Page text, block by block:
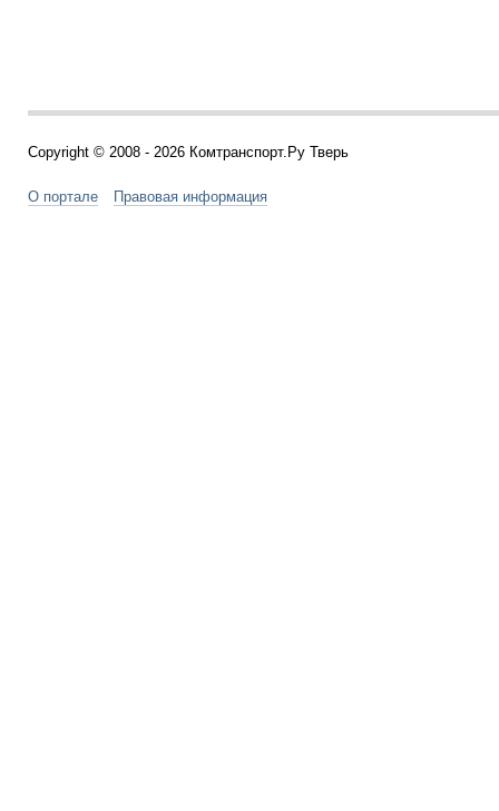
Copyright © 2008 - 2026 Комтранспорт.Ру Тверь
О портале Правовая информация